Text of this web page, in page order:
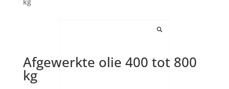
Afgewerkte olie 400 tot 800
kg